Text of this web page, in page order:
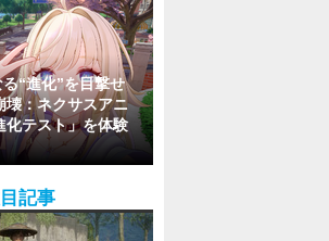
“進化”を目撃せ
：ネクサスアニ
化テスト」を体験
記事